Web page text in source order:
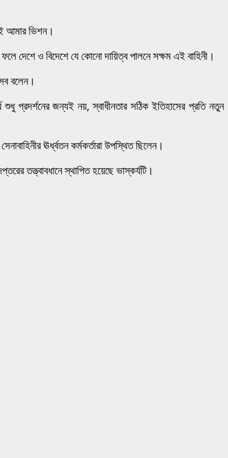
আমার ভিশন।
ফলে দেশে ও বিদেশে যে কোনো দায়িত্ব পালনে সক্ষম এই বাহিনী।
বলেন।
প্রদর্শনের জন্যই নয়, স্বাধীনতার সঠিক ইতিহাসের প্রতি নতুন
ঊর্ধ্বতন কর্মকর্তারা উপস্থিত ছিলেন।
তত্ত্বাবধানে স্থাপিত হয়েছে ভাস্কর্যটি।